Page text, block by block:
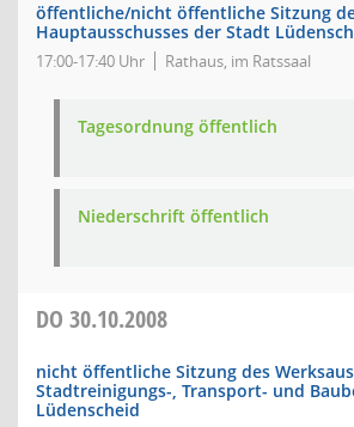
öffentliche/nicht öffentliche Sitzung
Hauptausschusses der Stadt
17:00-17:40 Uhr Rathaus, im Ratssaal
Tagesordnung öffentlich
Niederschrift öffentlich
DO 30.10.2008
nicht öffentliche Sitzung des
Stadtreinigungs-, Transport- und
Lüdenscheid